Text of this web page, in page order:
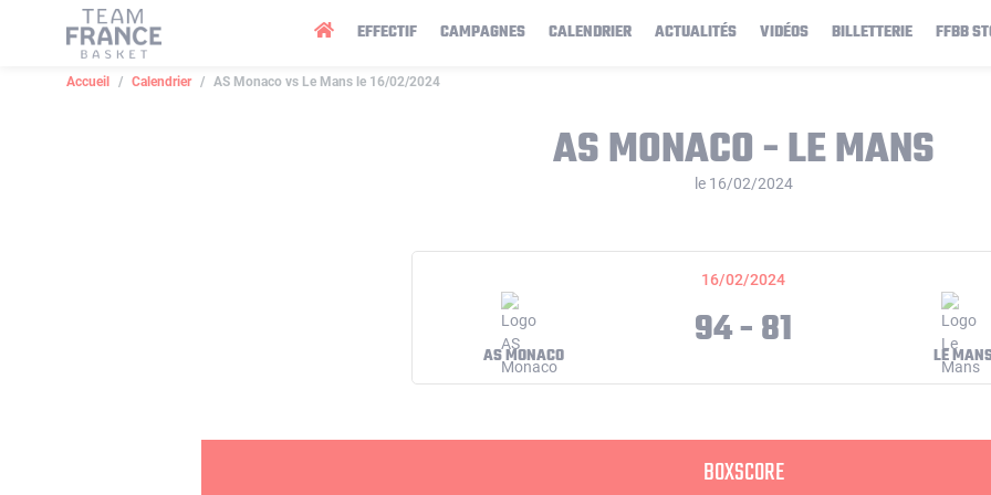
EFFECTIF CAMPAGNES CALENDRIER ACTUALITÉS VIDÉOS BILLETTERIE FFBB
Accueil Calendrier AS Monaco vs Le Mans le 16/02/2024
AS MONACO - LE MANS
le 16/02/2024
16/02/2024
AS MONACO 94 - 81 LE
BOXSCORE
Panneau de gestion des cookies